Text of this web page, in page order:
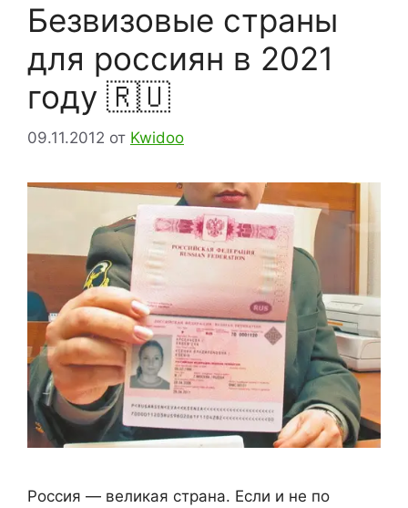
Безвизовые страны
для россиян в 2021
году 🇷🇺
09.11.2012 от Kwidoo
Россия — великая страна. Если и не по